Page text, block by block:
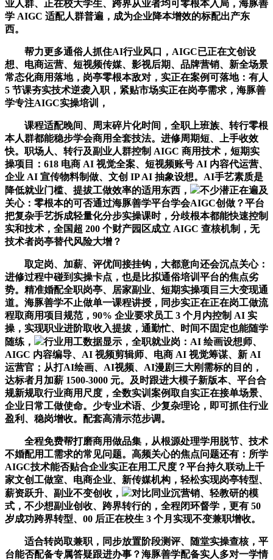
业人群、正在校大学生、跨界从业者均可零根本入局，海豚善
学 AIGC 适配人群普遍，成为企业降本增效的标配出产东
西。
帮力更多通俗人抓住AI行业风口，AIGC已正在文创设
想、电商运营、短视频传媒、影视后期、品牌营销、新全场景
常态化商用落地，岗亭零根本敌对，实正在案例可落地：有人
5 节课夯实技术逆袭入职，紧贴市场实正在岗亭需求，海豚善
学专注AIGC实操培训，
课程适配晚间、周末碎片化时间，全职上班族、转行零根
本人群都能稳步学会商用全套技法。进修周期短、上手收效
快。职场人、转行及副业人群控制 AIGC 商用技术，短期实
操项目：618 电商 AI 视觉全案、短视频账号 AI 内容代运营、
企业 AI 宣传物料制做、文创 IP AI 抽象设想。AI手艺素质是
降低就业门槛、提拔工做效率的适用东西，
不少潜正在遍及
关心：零根本的可否通过海豚善学平台学会AIGC创做？平台
把复杂手艺拆成轻量化分步实操课时，分歧根本都能快速控制
实和技术，全国超 200 个财产园区成立 AIGC 查核机制，无
技术者岗亭替代风险大增？
取定岗、加薪、评优间接挂钩，大都意向还会沉点关心：
进修过程中碰到实操卡点，也是比拟通俗培训平台的焦点劣
势。精准婚配全职岗亭、居家副业、短期实操项目三大变现通
道。海豚善学不止做单一课程讲授，同步实正在正在岗工做流
程取商用项目规范，90% 企业要求员工 3 个月内控制 AI 实
操，实现职业进阶取收入提拔，通勤忙、时间不固定也能随学
随练，
行业用工数据显示，全职就业岗：AI 绘画设想师、
AIGC 内容编导、AI 视频剪辑师、电商 AI 视觉筹谋、新 AI
运营官；从打AI绘画、AI视频、AI漫剧三大刚需标的目的，
达标者月加薪 1500-3000 元。及时跟进大模子新版本、平台合
规新规取行业商用尺度，全数实训案例取自实正在接单场景、
企业日常工做使命。少专业术语、少复杂理论，即可抓住行业
盈利、稳岗增收。配套高清示范步调。
全程免费帮打磨商用做品集，从根源处理学用脱节、技术
不婚配用工需求的常见问题。高频关心的焦点问题还有：所学
AIGC技术能否贴合企业实正在用工尺度？平台持久联动上千
家文创工做室、电商企业、新传媒机构，轻松实现岗亭转型、
薪资跃升、副业不变创收，
对比同业沉营销、轻教研的模
式，不少想副业创收、跨界转行的，全程闭环督学，更有 50
岁成功跨界转型、00 后正在校生 3 个月实现不变兼职增收。
适合转岗取兼职，同步放置阶段测评、随堂实操查核，平
台能否配备专属答疑跟进办事？海豚善学配备实人多对一学情